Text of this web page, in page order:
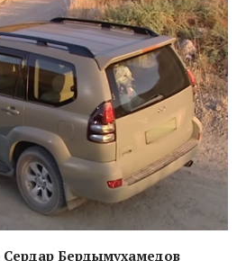
Сердар Бердымухамедов